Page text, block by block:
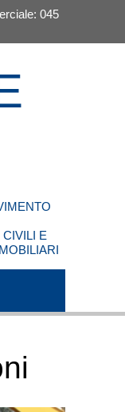
045
E